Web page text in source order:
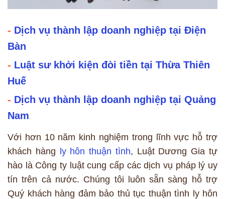
- Dịch vụ thành lập doanh nghiệp tại Điện
Bàn
- Luật sư khởi kiện đòi tiền tại Thừa Thiên
Huế
- Dịch vụ thành lập doanh nghiệp tại Quảng
Nam
Với hơn 10 năm kinh nghiệm trong lĩnh vực hỗ trợ
khách hàng ly hôn thuận tình, Luật Dương Gia tự
hào là Công ty luật cung cấp các dịch vụ pháp lý uy
tín trên cả nước. Chúng tôi luôn sẵn sàng hỗ trợ
Quý khách hàng đảm bảo thủ tục thuận tình ly hôn